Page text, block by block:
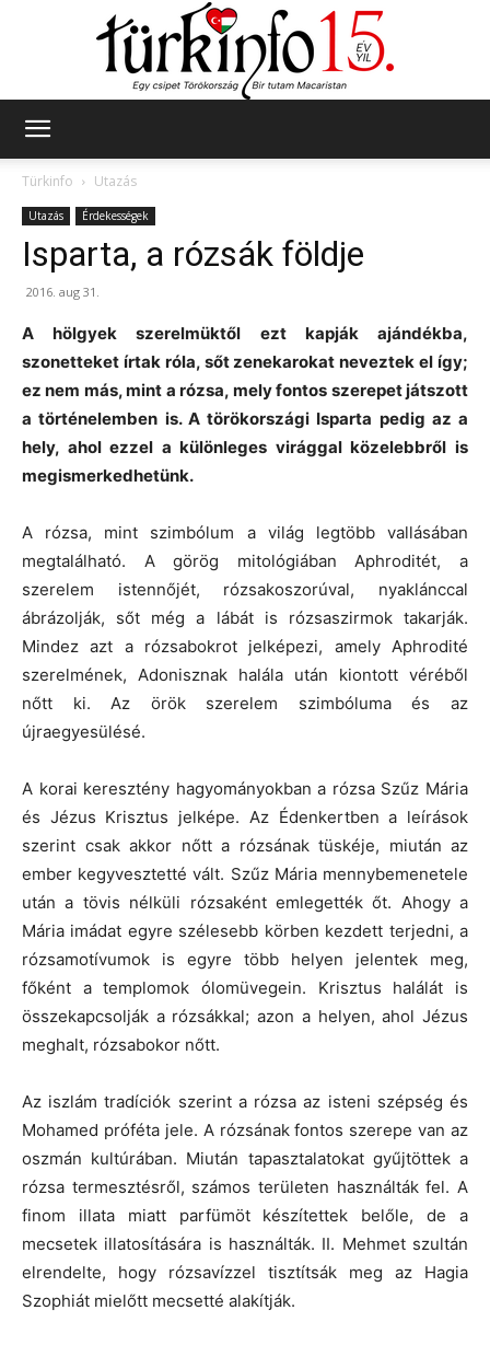
Türkinfo
Utazás
Utazás Érdekességek
Isparta, a rózsák földje
2016. aug 31.
A hölgyek szerelmüktől ezt kapják ajándékba,
szonetteket írtak róla, sőt zenekarokat neveztek el így;
ez nem más, mint a rózsa, mely fontos szerepet játszott
a történelemben is. A törökországi Isparta pedig az a
hely, ahol ezzel a különleges virággal közelebbről is
megismerkedhetünk.
A rózsa, mint szimbólum a világ legtöbb vallásában
megtalálható. A görög mitológiában Aphroditét, a
szerelem istennőjét, rózsakoszorúval, nyaklánccal
ábrázolják, sőt még a lábát is rózsaszirmok takarják.
Mindez azt a rózsabokrot jelképezi, amely Aphrodité
szerelmének, Adonisznak halála után kiontott véréből
nőtt ki. Az örök szerelem szimbóluma és az
újraegyesülésé.
A korai keresztény hagyományokban a rózsa Szűz Mária
és Jézus Krisztus jelképe. Az Édenkertben a leírások
szerint csak akkor nőtt a rózsának tüskéje, miután az
ember kegyvesztetté vált. Szűz Mária mennybemenetele
után a tövis nélküli rózsaként emlegették őt. Ahogy a
Mária imádat egyre szélesebb körben kezdett terjedni, a
rózsamotívumok is egyre több helyen jelentek meg,
főként a templomok ólomüvegein. Krisztus halálát is
összekapcsolják a rózsákkal; azon a helyen, ahol Jézus
meghalt, rózsabokor nőtt.
Az iszlám tradíciók szerint a rózsa az isteni szépség és
Mohamed próféta jele. A rózsának fontos szerepe van az
oszmán kultúrában. Miután tapasztalatokat gyűjtöttek a
rózsa termesztésről, számos területen használták fel. A
finom illata miatt parfümöt készítettek belőle, de a
mecsetek illatosítására is használták. II. Mehmet szultán
elrendelte, hogy rózsavízzel tisztítsák meg az Hagia
Szophiát mielőtt mecsetté alakítják.